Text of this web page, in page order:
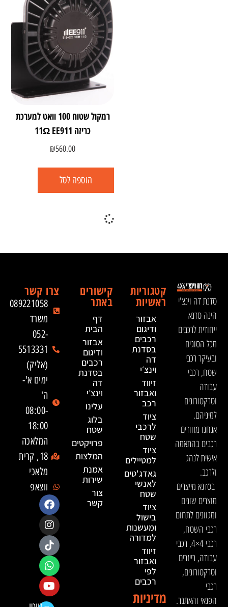
רמקול שטוח 100 וואט למערכת
כריזה 11Ω EE911
₪560.00
הוספה לסל
סדנת דה וינצ'י
הינה סדנא
ייחודית לרכבים
מכל הסוגים
ובעיקר רכבי
שטח, רכבי
עבודה
וטרקטורונים
למיניהם.
אנחנו מזוודים
רכבים בהתאמה
אישית לנהג
ולרכב.
בסדנא מייצרים
מוצרים שונים
ומגוונים לתחום
רכבי השטח,
רכבי 4×4, רכבי
עבודה, רייזרים
וטרקטורונים,
רכבי
הפנאי והאתגר.
קטגוריות
ראשיות
אבזור
ודיגום
רכבים
בסדנת
דה
וינצ׳י
זיווד
ואבזור
רכב
ציוד
לרכבי
שטח
ציוד
למטיילים
גאדג'טים
לאנשי
שטח
ציוד
בישול
ומעשנות
למדורה
זיווד
ואבזור
לפי
רכבים
מדיניות
קישורים
באתר
דף
הבית
אבזור
ודיגום
רכבים
בסדנת
דה
וינצ׳י
עלינו
בלוג
שטח
פרויקטים
המלצות
אמנת
שירות
צור
קשר
צרו קשר
089221058
משרד
052-
5513331
(אליק)
ימים א'-
ה'
08:00-
18:00
המלאכה
18, קרית
מלאכי
ווצאפ